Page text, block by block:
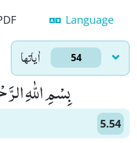
Language
اٰياتها 54
بِسْمِ اللّٰهِ
5.54